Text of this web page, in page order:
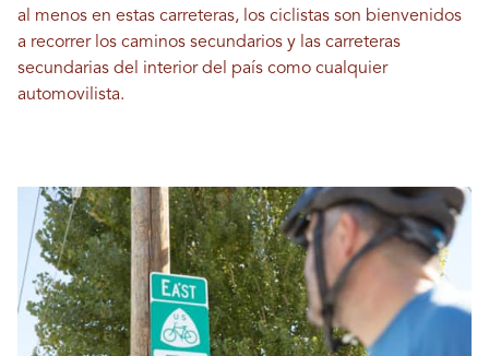
al menos en estas carreteras, los ciclistas son bienvenidos
a recorrer los caminos secundarios y las carreteras
secundarias del interior del país como cualquier
automovilista.